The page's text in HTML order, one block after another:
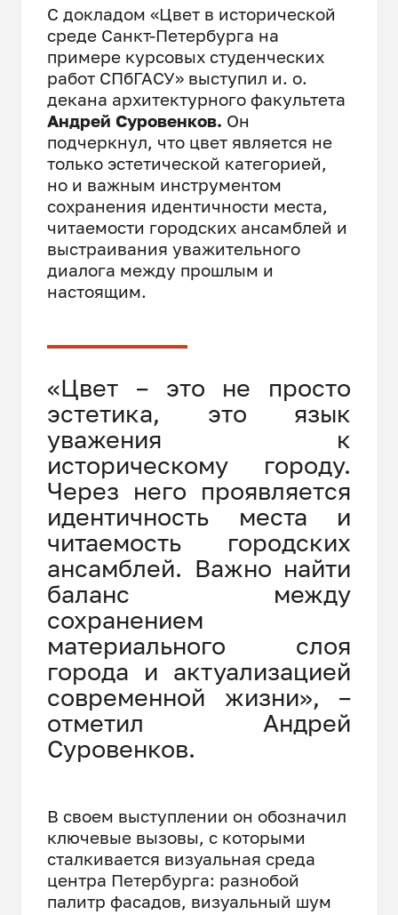
С докладом «Цвет в исторической
среде Санкт-Петербурга на
примере курсовых студенческих
работ СПбГАСУ» выступил и. о.
декана архитектурного факультета
Андрей Суровенков. Он
подчеркнул, что цвет является не
только эстетической категорией,
но и важным инструментом
сохранения идентичности места,
читаемости городских ансамблей и
выстраивания уважительного
диалога между прошлым и
настоящим.
«Цвет – это не просто
эстетика, это язык
уважения к
историческому городу.
Через него проявляется
идентичность места и
читаемость городских
ансамблей. Важно найти
баланс между
сохранением
материального слоя
города и актуализацией
современной жизни», –
отметил Андрей
Суровенков.
В своем выступлении он обозначил
ключевые вызовы, с которыми
сталкивается визуальная среда
центра Петербурга: разнобой
палитр фасадов, визуальный шум